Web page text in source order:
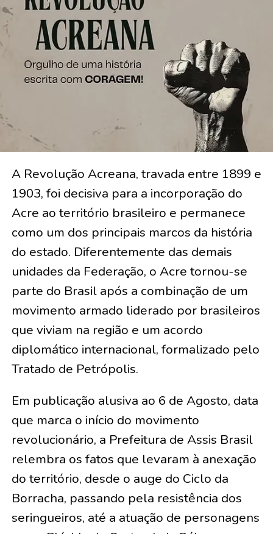
A Revolução Acreana, travada entre 1899 e
1903, foi decisiva para a incorporação do
Acre ao território brasileiro e permanece
como um dos principais marcos da história
do estado. Diferentemente das demais
unidades da Federação, o Acre tornou-se
parte do Brasil após a combinação de um
movimento armado liderado por brasileiros
que viviam na região e um acordo
diplomático internacional, formalizado pelo
Tratado de Petrópolis.
Em publicação alusiva ao 6 de Agosto, data
que marca o início do movimento
revolucionário, a Prefeitura de Assis Brasil
relembra os fatos que levaram à anexação
do território, desde o auge do Ciclo da
Borracha, passando pela resistência dos
seringueiros, até a atuação de personagens